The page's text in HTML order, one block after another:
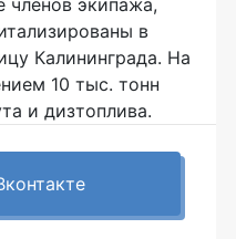
членов экипажа,
в
Калининграда. На
10 тыс. тонн
и дизтоплива.